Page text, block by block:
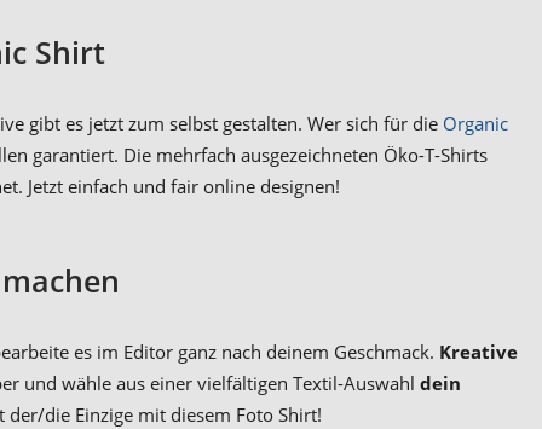
Shirt
gibt es jetzt zum selbst gestalten. Wer sich für die Organic
garantiert. Die mehrfach ausgezeichneten Öko-T-Shirts
Jetzt einfach und fair online designen!
es im Editor ganz nach deinem Geschmack. Kreative
und wähle aus einer vielfältigen Textil-Auswahl dein
die Einzige mit diesem Foto Shirt!